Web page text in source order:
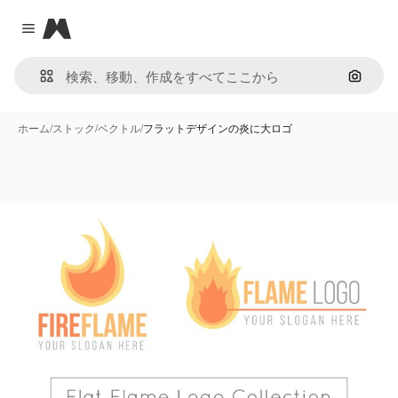
Close menu
Magnific
画像で
ホーム/ストック/ベクトル/フラットデザインの炎に大ロゴ